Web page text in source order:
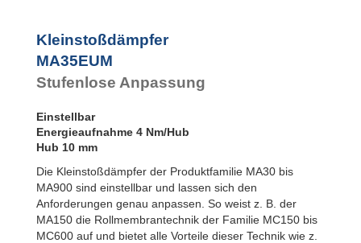
SC²300 bis
SC²650
MA30 bis MA900
PET20 bis
PET27
Kleinstoßdämpfer
MA35EUM
Stufenlose Anpassung
Einstellbar
Energieaufnahme 4 Nm/Hub
Hub 10 mm
Die Kleinstoßdämpfer der Produktfamilie MA30 bis
MA900 sind einstellbar und lassen sich den
Anforderungen genau anpassen. So weist z. B. der
MA150 die Rollmembrantechnik der Familie MC150 bis
MC600 auf und bietet alle Vorteile dieser Technik wie z.